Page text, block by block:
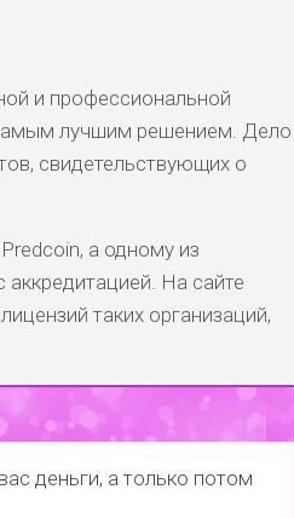
и профессиональной
лучшим решением. Дело
свидетельствующих о
а одному из
На сайте
таких организаций,
деньги, а только потом